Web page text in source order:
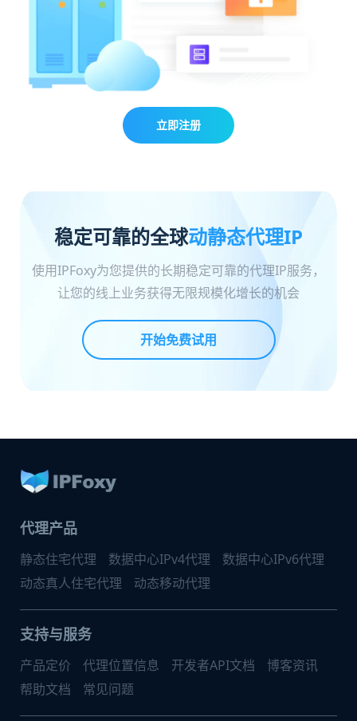
立即注册
稳定可靠的全球动静态代理IP
使用IPFoxy为您提供的长期稳定可靠的代理IP服务，
让您的线上业务获得无限规模化增长的机会
开始免费试用
代理产品
静态住宅代理 数据中心IPv4代理
数据中心IPv6代理
动态真人住宅代理
动态移动代理
支持与服务
产品定价 代理位置信息 开发者API文档
博客资讯
帮助文档
常见问题